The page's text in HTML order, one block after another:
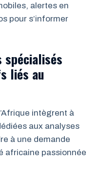
alertes en
pour s’informer
liés au
intègrent à
aux analyses
à une demande
africaine passionnée